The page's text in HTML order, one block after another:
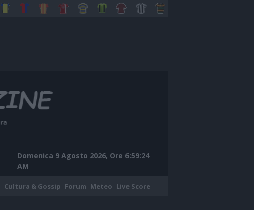
Domenica 9 Agosto 2026, Ore 6:59:25
AM
Cultura & Gossip Forum Meteo Live Score